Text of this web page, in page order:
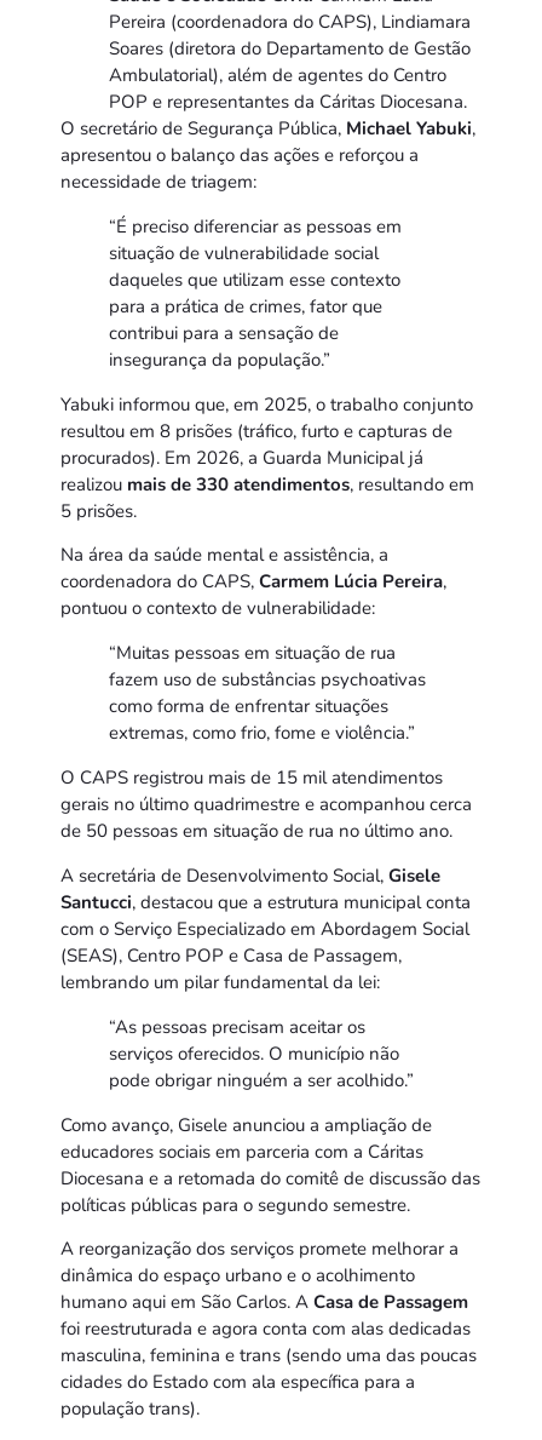
Pereira (coordenadora do CAPS), Lindiamara
Soares (diretora do Departamento de Gestão
Ambulatorial), além de agentes do Centro
POP e representantes da Cáritas Diocesana.
O secretário de Segurança Pública, Michael Yabuki,
apresentou o balanço das ações e reforçou a
necessidade de triagem:
“É preciso diferenciar as pessoas em
situação de vulnerabilidade social
daqueles que utilizam esse contexto
para a prática de crimes, fator que
contribui para a sensação de
insegurança da população.”
Yabuki informou que, em 2025, o trabalho conjunto
resultou em 8 prisões (tráfico, furto e capturas de
procurados). Em 2026, a Guarda Municipal já
realizou mais de 330 atendimentos, resultando em
5 prisões.
Na área da saúde mental e assistência, a
coordenadora do CAPS, Carmem Lúcia Pereira,
pontuou o contexto de vulnerabilidade:
“Muitas pessoas em situação de rua
fazem uso de substâncias psychoativas
como forma de enfrentar situações
extremas, como frio, fome e violência.”
O CAPS registrou mais de 15 mil atendimentos
gerais no último quadrimestre e acompanhou cerca
de 50 pessoas em situação de rua no último ano.
A secretária de Desenvolvimento Social, Gisele
Santucci, destacou que a estrutura municipal conta
com o Serviço Especializado em Abordagem Social
(SEAS), Centro POP e Casa de Passagem,
lembrando um pilar fundamental da lei:
“As pessoas precisam aceitar os
serviços oferecidos. O município não
pode obrigar ninguém a ser acolhido.”
Como avanço, Gisele anunciou a ampliação de
educadores sociais em parceria com a Cáritas
Diocesana e a retomada do comitê de discussão das
políticas públicas para o segundo semestre.
A reorganização dos serviços promete melhorar a
dinâmica do espaço urbano e o acolhimento
humano aqui em São Carlos. A Casa de Passagem
foi reestruturada e agora conta com alas dedicadas
masculina, feminina e trans (sendo uma das poucas
cidades do Estado com ala específica para a
população trans).